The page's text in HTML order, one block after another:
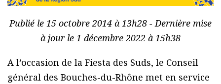
Publié le 15 octobre 2014 à 13h28 - Dernière mise
à jour le 1 décembre 2022 à 15h38
A l’occasion de la Fiesta des Suds, le Conseil
général des Bouches-du-Rhône met en service